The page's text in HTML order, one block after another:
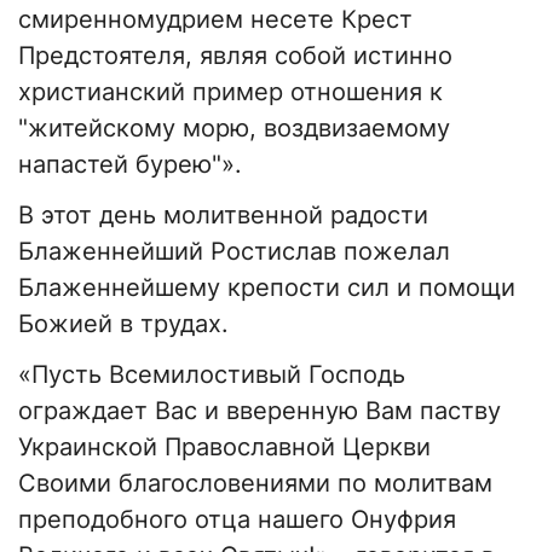
смиренномудрием несете Крест
Предстоятеля, являя собой истинно
христианский пример отношения к
"житейскому морю, воздвизаемому
напастей бурею"».
В этот день молитвенной радости
Блаженнейший Ростислав пожелал
Блаженнейшему крепости сил и помощи
Божией в трудах.
«Пусть Всемилостивый Господь
ограждает Вас и вверенную Вам паству
Украинской Православной Церкви
Своими благословениями по молитвам
преподобного отца нашего Онуфрия